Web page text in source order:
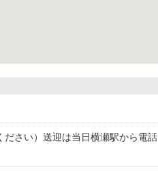
さい）送迎は当日横瀬駅から電話